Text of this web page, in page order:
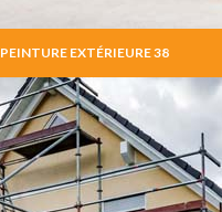
PEINTURE EXTÉRIEURE 38